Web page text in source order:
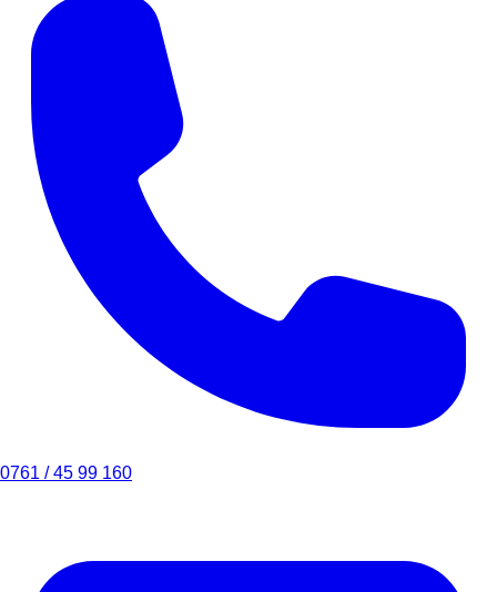
0761 / 45 99 160